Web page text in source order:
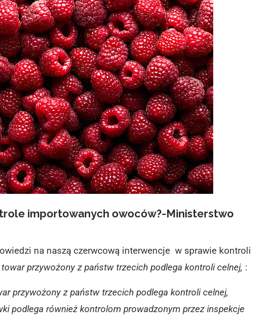
importowanych owoców?-Ministerstwo
na naszą czerwcową interwencje w sprawie kontroli
przywożony z państw trzecich podlega kontroli celnej, :
przywożony z państw trzecich podlega kontroli celnej,
podlega również kontrolom prowadzonym przez inspekcje